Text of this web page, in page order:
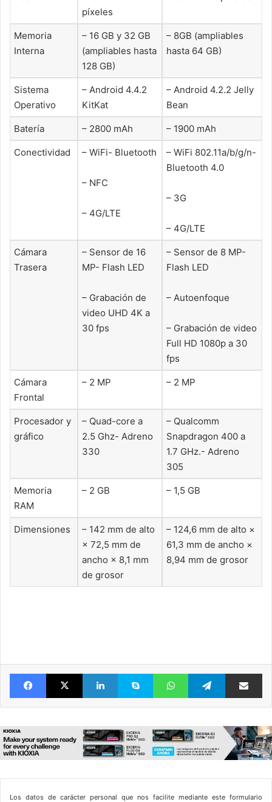
píxeles
Memoria
Interna
– 16 GB y 32 GB
(ampliables hasta
128 GB)
– 8GB (ampliables
hasta 64 GB)
Sistema
Operativo
– Android 4.4.2
KitKat
– Android 4.2.2 Jelly
Bean
Batería – 2800 mAh – 1900 mAh
Conectividad – WiFi- Bluetooth
– NFC
– 4G/LTE
– WiFi 802.11a/b/g/n-
Bluetooth 4.0
– 3G
– 4G/LTE
Cámara
Trasera
– Sensor de 16
MP- Flash LED
– Grabación de
video UHD 4K a
30 fps
– Sensor de 8 MP-
Flash LED
– Autoenfoque
– Grabación de video
Full HD 1080p a 30
fps
Cámara
Frontal
– 2 MP – 2 MP
Procesador y
gráfico
– Quad-core a
2.5 Ghz- Adreno
330
– Qualcomm
Snapdragon 400 a
1.7 GHz.- Adreno
305
Memoria
RAM
– 2 GB – 1,5 GB
Dimensiones
– 142 mm de alto
× 72,5 mm de
ancho × 8,1 mm
de grosor
– 124,6 mm de alto ×
61,3 mm de ancho ×
8,94 mm de grosor
FacebookX LinkedIn Skype WhatsAppTelegram
Los datos de carácter personal que nos facilite mediante este formulario